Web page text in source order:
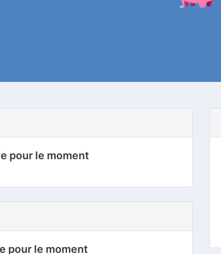
pour le moment
pour le moment